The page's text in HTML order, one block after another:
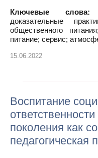
Ключевые слова:
доказательные
общественного
питание; сервис;
15.06.2022
Воспитание
поколения как